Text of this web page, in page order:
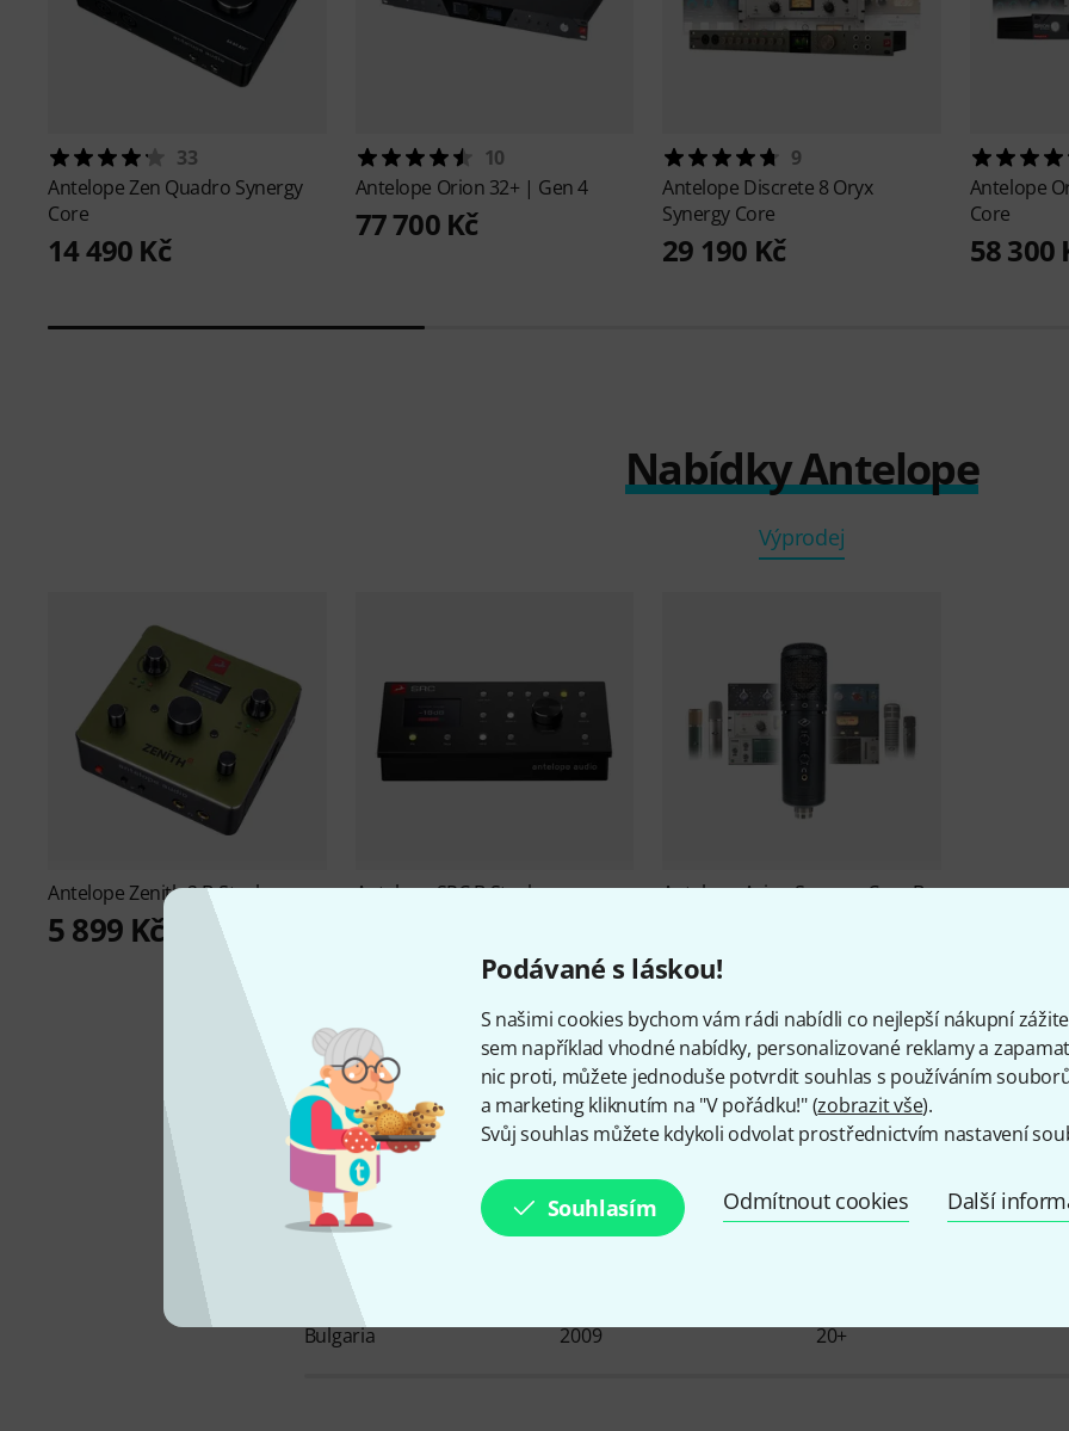
Podávané s láskou!
S našimi cookies bychom vám rádi nabídli co nejlepší nákupní
sem například vhodné nabídky, personalizované reklamy a
nic proti, můžete jednoduše potvrdit souhlas s používáním
a marketing kliknutím na "V pořádku!" (zobrazit vše).
Svůj souhlas můžete kdykoli odvolat prostřednictvím nastavení
Souhlasím Odmítnout cookies Další
33
AntelopeZen Quadro Synergy
Core
14 490 Kč
10
Antelope Orion 32+ | Gen 4
77 700 Kč
9
Antelope Discrete 8 Oryx
Synergy Core
29 190 Kč
Antelope
Core
58 300
Nabídky Antelope
Výprodej
AntelopeZenith 2 B-Stock
5 899 Kč
AntelopeSRC B-Stock AntelopeAxino Synergy Core B-
4 499 Kč
Zajímavosti o Antelope
SÍDLO FIRMY
Bulgaria 2009 20+